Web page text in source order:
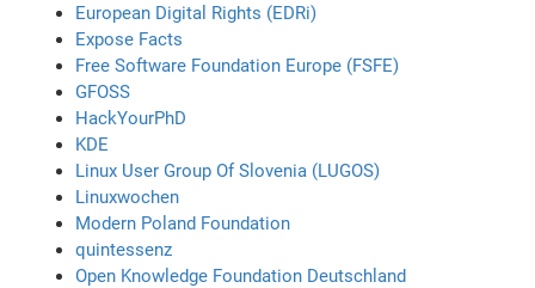
European Digital Rights (EDRi)
Expose Facts
Free Software Foundation Europe (FSFE)
GFOSS
HackYourPhD
KDE
Linux User Group Of Slovenia (LUGOS)
Linuxwochen
Modern Poland Foundation
quintessenz
Open Knowledge Foundation Deutschland